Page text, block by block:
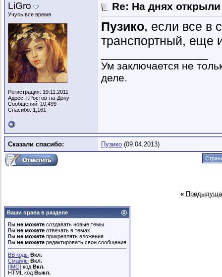
LiGro
Учусь все время
Регистрация: 19.11.2011
Адрес: г.Ростов-на-Дону
Сообщений: 10,499
Спасибо: 1,161
Re: На днях
Пузико, если все в
транспортный, еще
Ум заключается не
деле.
Сказали спасибо: Пузико (09.04.2013)
«
Ваши права в разделе
Вы не можете создавать новые темы
Вы не можете отвечать в темах
Вы не можете прикреплять вложения
Вы не можете редактировать свои сообщения
BB коды Вкл.
Смайлы Вкл.
[IMG] код Вкл.
HTML код Выкл.